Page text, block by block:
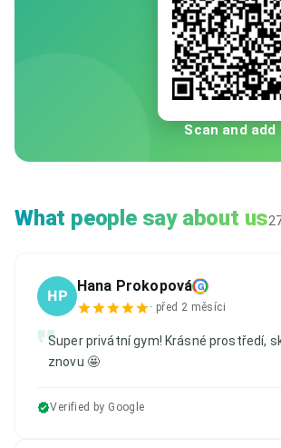
Scan and add
What people say about us
HP Hana Prokopová G
· před 2 měsíci
Super privátní gym! Krásné prostředí,
znovu 🤩
Verified by Google